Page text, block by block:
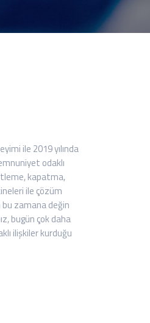
ile 2019 yılında
odaklı
kapatma,
ile çözüm
zamana değin
bugün çok daha
ilişkiler kurduğu